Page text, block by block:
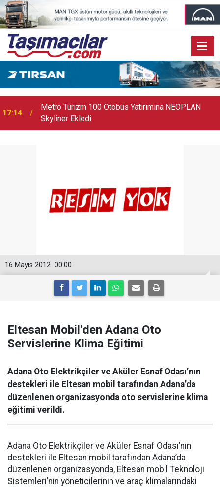
17:07 Audi Q9 Markanın En Büyük SUV Modeli Oldu
00:00
16 Mayıs 2012
Eltesan Mobil’den Adana Oto
Servislerine Klima Eğitimi
Adana Oto Elektrikçiler ve Aküler Esnaf Odası’nın
destekleri ile Eltesan mobil tarafından Adana’da
düzenlenen organizasyonda oto servislerine klima
eğitimi verildi.
Adana Oto Elektrikçiler ve Aküler Esnaf Odası’nın
destekleri ile Eltesan mobil tarafından Adana’da
düzenlenen organizasyonda, Eltesan mobil Teknoloji
Sistemleri’nin yöneticilerinin ve araç klimalarındaki